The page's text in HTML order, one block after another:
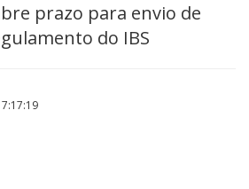
prazo para envio de
do IBS